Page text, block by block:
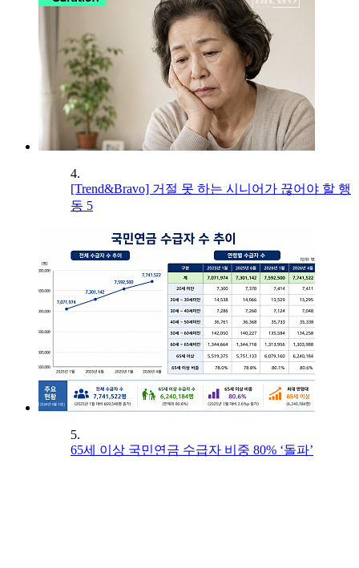
4.
[Trend&Bravo] 거절 못 하는 시니어가 끊어야 할 행
동 5
5.
65세 이상 국민연금 수급자 비중 80% ‘돌파’